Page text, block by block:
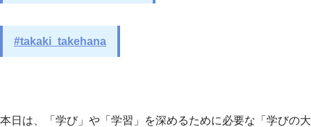
#takaki_takehana
本日は、「学び」や「学習」を深めるために必要な「学びの大